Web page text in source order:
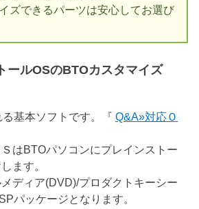
ズできるパーツは安心してお選び
ールOSのBTOカスタマイズ
基本ソフトです。『 Q&A»対応Ｏ
はBTOパソコンにプレインストー
ます。
ディア(DVD)/プロダクトキーシー
パッケージとなります。